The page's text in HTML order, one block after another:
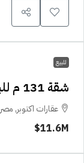
للبيع
شقة 131 م للبيع في بادية 6 أكتوبر
عقارات اكتوبر, مصر
11.6M$